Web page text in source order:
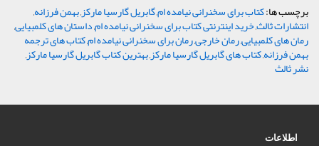
برچسب ها:کتاب برای سخنرانی نیامده ام,گابریل گارسیا مارکز,بهمن فرزانه,
انتشارات ثالث,خرید اینترنتی کتاب برای سخنرانی نیامده ام,داستان های کلمبیایی,
رمان های کلمبیایی,رمان خارجی,رمان برای سخنرانی نیامده ام,کتاب های ترجمه
بهمن فرزانه,کتاب های گابریل گارسیا مارکز,بهترین کتاب گابریل گارسیا مارکز,
نشر ثالث
اطلاعات